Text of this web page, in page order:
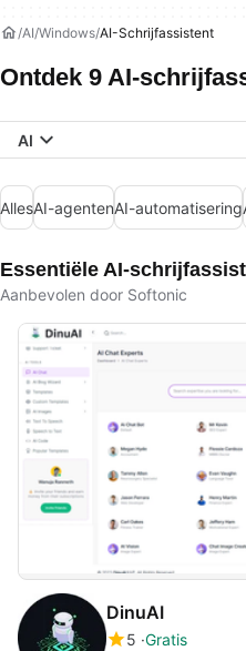
AI Windows AI-Schrijfassistent
Ontdek 9 AI-
AI
AllesAI-agentenAI-automatisering
Essentiële AI-
Aanbevolen door Softonic
DinuAI
5 Gratis